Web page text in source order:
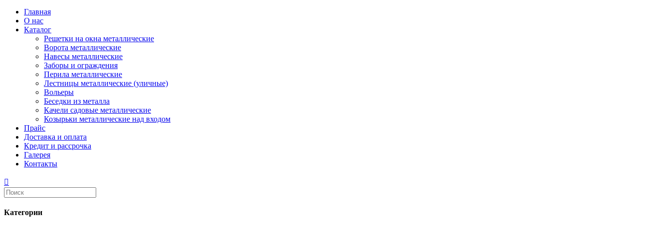
Главная
О нас
Каталог
Решетки на окна металлические
Ворота металлические
Навесы металлические
Заборы и ограждения
Перила металлические
Лестницы металлические (уличные)
Вольеры
Беседки из металла
Качели садовые металлические
Козырьки металлические над входом
Прайс
Доставка и оплата
Кредит и рассрочка
Галерея
Контакты
Категории